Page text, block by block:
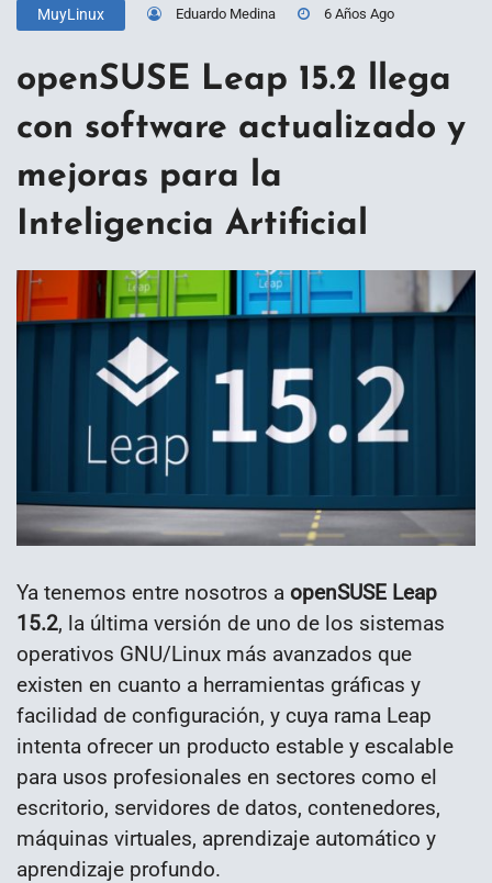
MuyLinux Eduardo Medina 6 Años Ago
openSUSE Leap 15.2 llega
con software actualizado y
mejoras para la
Inteligencia Artificial
Ya tenemos entre nosotros a openSUSE Leap
15.2, la última versión de uno de los sistemas
operativos GNU/Linux más avanzados que
existen en cuanto a herramientas gráficas y
facilidad de configuración, y cuya rama Leap
intenta ofrecer un producto estable y escalable
para usos profesionales en sectores como el
escritorio, servidores de datos, contenedores,
máquinas virtuales, aprendizaje automático y
aprendizaje profundo.